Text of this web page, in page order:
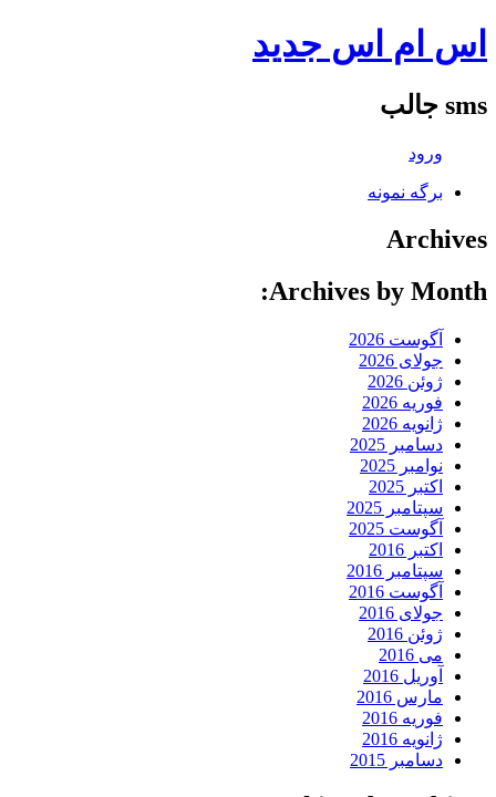
اس ام اس جدید
sms جالب
ورود
برگه نمونه
Archives
Archives by Month:
آگوست 2026
جولای 2026
ژوئن 2026
فوریه 2026
ژانویه 2026
دسامبر 2025
نوامبر 2025
اکتبر 2025
سپتامبر 2025
آگوست 2025
اکتبر 2016
سپتامبر 2016
آگوست 2016
جولای 2016
ژوئن 2016
می 2016
آوریل 2016
مارس 2016
فوریه 2016
ژانویه 2016
دسامبر 2015